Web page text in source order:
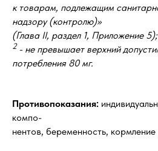
к товарам, подлежащим
надзору (контролю)»
(Глава II, раздел 1, Приложение 5);
2- не превышает верхний
потребления 80 мг.
Противопоказания:
компо-
нентов, беременность, кормление